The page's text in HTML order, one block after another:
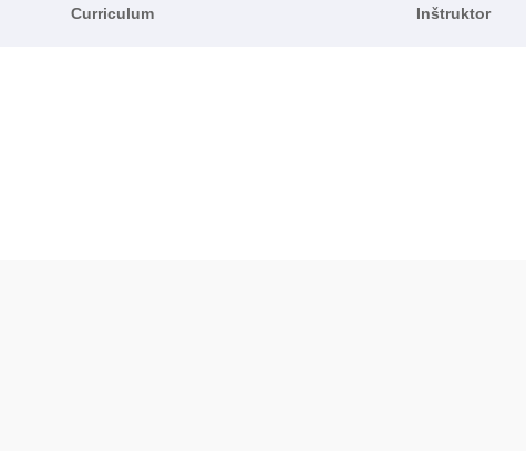
Curriculum Inštruktor